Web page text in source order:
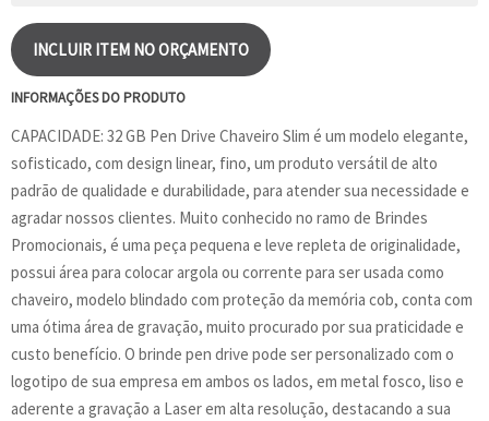
INCLUIR ITEM NO ORÇAMENTO
INFORMAÇÕES DO PRODUTO
CAPACIDADE: 32 GB Pen Drive Chaveiro Slim é um modelo elegante,
sofisticado, com design linear, fino, um produto versátil de alto
padrão de qualidade e durabilidade, para atender sua necessidade e
agradar nossos clientes. Muito conhecido no ramo de Brindes
Promocionais, é uma peça pequena e leve repleta de originalidade,
possui área para colocar argola ou corrente para ser usada como
chaveiro, modelo blindado com proteção da memória cob, conta com
uma ótima área de gravação, muito procurado por sua praticidade e
custo benefício. O brinde pen drive pode ser personalizado com o
logotipo de sua empresa em ambos os lados, em metal fosco, liso e
aderente a gravação a Laser em alta resolução, destacando a sua